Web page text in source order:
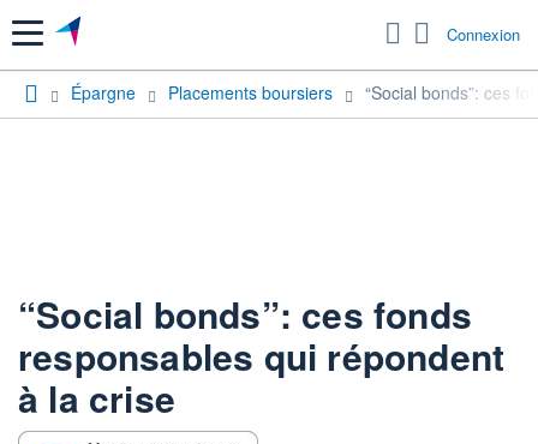
Menu Connexion
Épargne Placements boursiers “Social bonds”: ces
“Social bonds”: ces fonds
responsables qui répondent
à la crise